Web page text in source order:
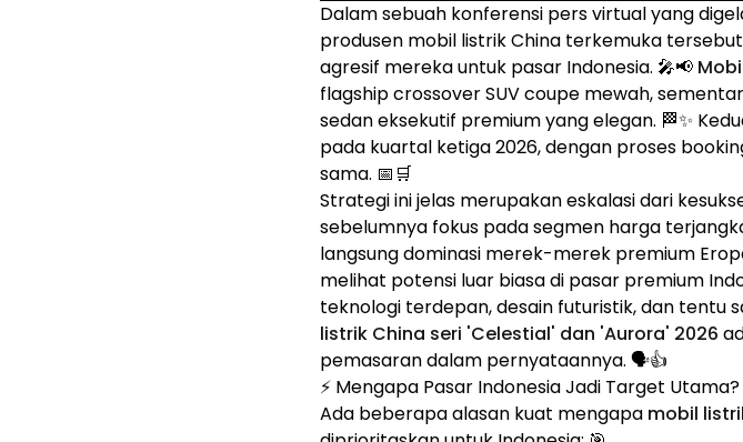
Dalam sebuah konferensi pers virtual yang
produsen mobil listrik China terkemuka
agresif mereka untuk pasar Indonesia. 🎤📢
flagship crossover SUV coupe mewah,
sedan eksekutif premium yang elegan. 🏁✨
pada kuartal ketiga 2026, dengan proses
sama. 📅🛒
Strategi ini jelas merupakan eskalasi dari
sebelumnya fokus pada segmen harga
langsung dominasi merek-merek premium
melihat potensi luar biasa di pasar premium
teknologi terdepan, desain futuristik, dan tentu
listrik China seri 'Celestial' dan 'Aurora' 2026
pemasaran dalam pernyataannya. 🗣️👍
⚡ Mengapa Pasar Indonesia Jadi Target Utama?
Ada beberapa alasan kuat mengapa mobil